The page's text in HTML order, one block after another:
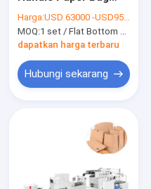
Machine 30-180 Pcs /
Min
Harga:USD 63000 -USD95000
MOQ:1 set / Flat Bottom Brown Color Twisted Handle Paper Bag Making Machine
dapatkan harga terbaru
Hubungi sekarang